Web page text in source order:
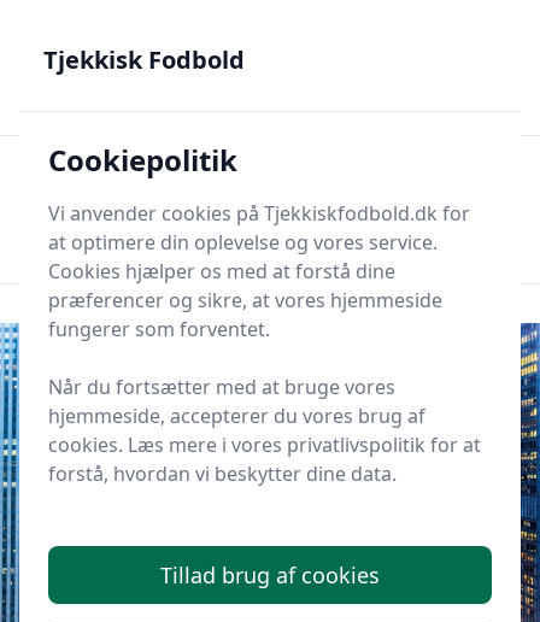
dansk
Søg nu
Tjekkisk Fodbold
Cookiepolitik
Vi anvender cookies på Tjekkiskfodbold.dk for
at optimere din oplevelse og vores service.
Cookies hjælper os med at forstå dine
præferencer og sikre, at vores hjemmeside
fungerer som forventet.
Når du fortsætter med at bruge vores
hjemmeside, accepterer du vores brug af
cookies. Læs mere i vores privatlivspolitik for at
forstå, hvordan vi beskytter dine data.
Tillad brug af cookies